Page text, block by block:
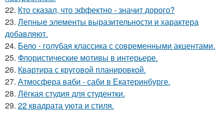
22. Кто сказал, что эффектно - значит дорого?
23. Лепные элементы выразительности и характера
добавляют.
24. Бело - голубая классика с современными акцентами.
25. Флористические мотивы в интерьере.
26. Квартира с круговой планировкой.
27. Атмосфера ваби - саби в Екатеринбурге.
28. Лёгкая студия для студентки.
29. 22 квадрата уюта и стиля.